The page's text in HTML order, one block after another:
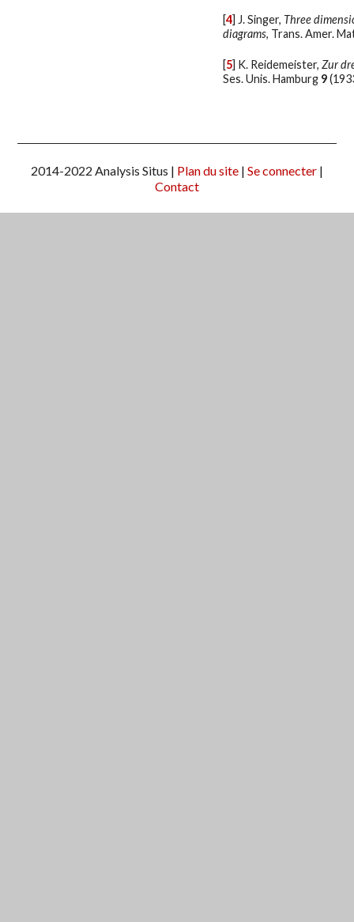
[4] J. Singer, Three
diagrams, Trans. Amer.
[5] K. Reidemeister,Zur
Ses. Unis. Hamburg 9
2014-2022 Analysis Situs | Plan du site | Se connecter |
Contact